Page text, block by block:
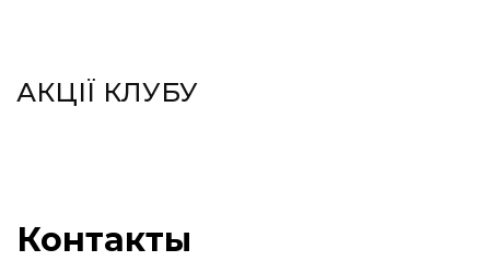
АКЦІЇ КЛУБУ
Контакты